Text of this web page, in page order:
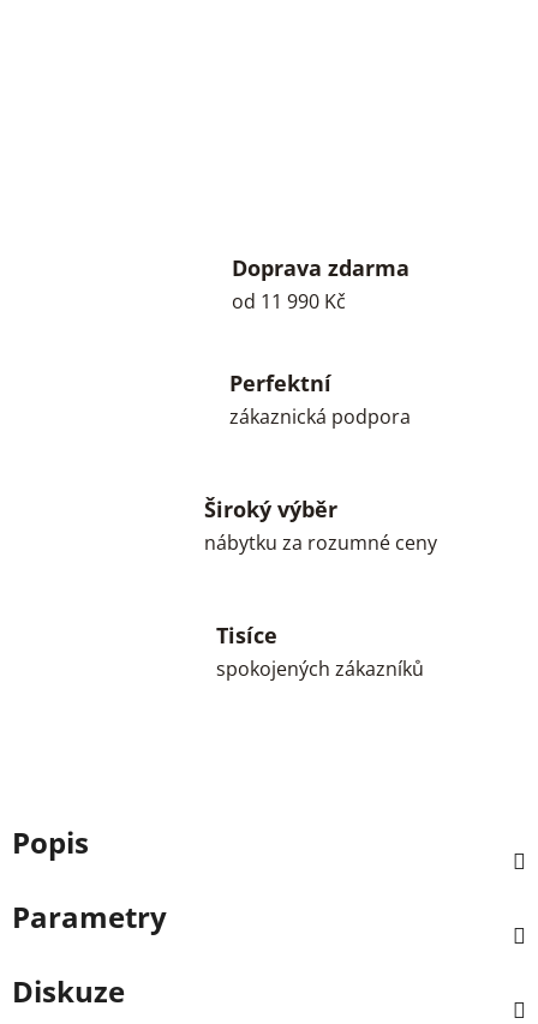
Doprava zdarma
od 11 990 Kč
Perfektní
zákaznická podpora
Široký výběr
nábytku za rozumné ceny
Tisíce
spokojených zákazníků
Popis
Parametry
Diskuze